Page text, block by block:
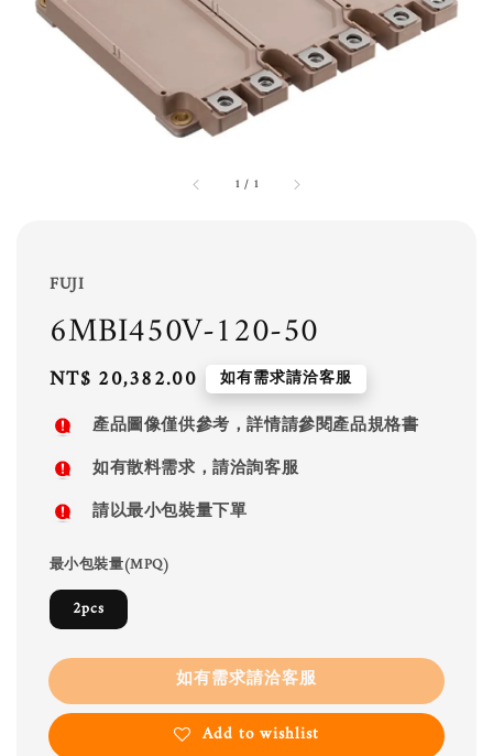
1 / 1
FUJI
6MBI450V-120-50
Regular
price
NT$ 20,382.00 如有需求請洽客服
產品圖像僅供參考，詳情請參閱產品規格書
如有散料需求，請洽詢客服
請以最小包裝量下單
最小包裝量(MPQ)
2pcs
如有需求請洽客服
Add to wishlist